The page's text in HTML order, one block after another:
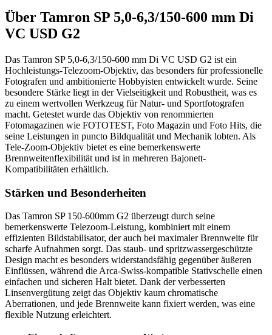
Über Tamron SP 5,0-6,3/150-600 mm Di
VC USD G2
Das Tamron SP 5,0-6,3/150-600 mm Di VC USD G2 ist ein
Hochleistungs-Telezoom-Objektiv, das besonders für professionelle
Fotografen und ambitionierte Hobbyisten entwickelt wurde. Seine
besondere Stärke liegt in der Vielseitigkeit und Robustheit, was es
zu einem wertvollen Werkzeug für Natur- und Sportfotografen
macht. Getestet wurde das Objektiv von renommierten
Fotomagazinen wie FOTOTEST, Foto Magazin und Foto Hits, die
seine Leistungen in puncto Bildqualität und Mechanik lobten. Als
Tele-Zoom-Objektiv bietet es eine bemerkenswerte
Brennweitenflexibilität und ist in mehreren Bajonett-
Kompatibilitäten erhältlich.
Stärken und Besonderheiten
Das Tamron SP 150-600mm G2 überzeugt durch seine
bemerkenswerte Telezoom-Leistung, kombiniert mit einem
effizienten Bildstabilisator, der auch bei maximaler Brennweite für
scharfe Aufnahmen sorgt. Das staub- und spritzwassergeschützte
Design macht es besonders widerstandsfähig gegenüber äußeren
Einflüssen, während die Arca-Swiss-kompatible Stativschelle einen
einfachen und sicheren Halt bietet. Dank der verbesserten
Linsenvergütung zeigt das Objektiv kaum chromatische
Aberrationen, und jede Brennweite kann fixiert werden, was eine
flexible Nutzung erleichtert.